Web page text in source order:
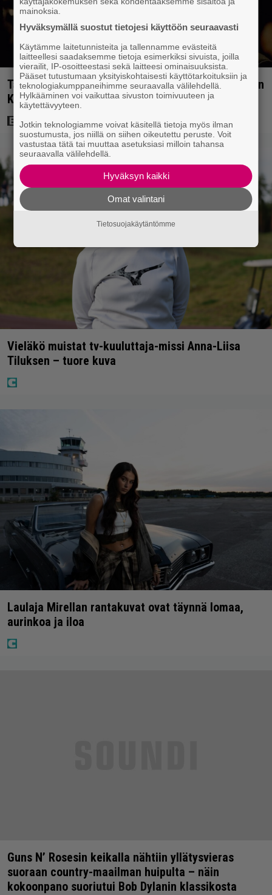
Tänään tv:ssä: Loistoleffa vuodelta 1999 – Stephen
King ja Tom Hanks laadun takeina
Vieläkö muistat tv-kuuluttaja-missi Anna-Liisa
Tiluksen – tuore kuva
Laulaja Mirellan rantakuvat ovat täynnä lomaa,
aurinkoa ja iloa
Guns N’ Rosesin keikalla nähtiin yllätysvieras
suoraan country-maailman huipulta – näin
kokoonpano suoriutui Bob Dylanin klassikosta
mainoksia.
Hyväksymällä suostut tietojesi käyttöön seuraavasti
Käytämme laitetunnisteita ja tallennamme evästeitä
laitteellesi saadaksemme tietoja esimerkiksi sivuista, joilla
vierailit, IP-osoitteestasi sekä laitteesi ominaisuuksista.
Pääset tutustumaan yksityiskohtaisesti käyttötarkoituksiin ja
teknologiakumppaneihimme seuraavalla välilehdellä.
Hylkääminen voi vaikuttaa sivuston toimivuuteen ja
käytettävyyteen.
Jotkin teknologiamme voivat käsitellä tietoja myös ilman
suostumusta, jos niillä on siihen oikeutettu peruste. Voit
vastustaa tätä tai muuttaa asetuksiasi milloin tahansa
seuraavalla välilehdellä.
Hyväksyn kaikki
Omat valintani
Tietosuojakäytäntömme